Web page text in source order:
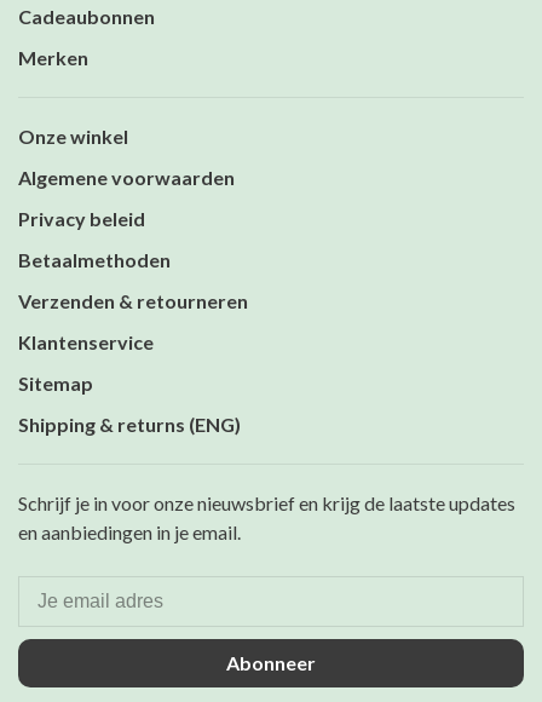
Cadeaubonnen
Merken
Onze winkel
Algemene voorwaarden
Privacy beleid
Betaalmethoden
Verzenden & retourneren
Klantenservice
Sitemap
Shipping & returns (ENG)
Schrijf je in voor onze nieuwsbrief en krijg de laatste updates
en aanbiedingen in je email.
Abonneer